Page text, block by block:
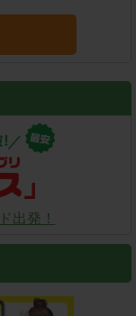
出発！